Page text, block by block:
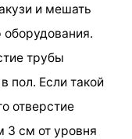
и мешать
трубы
пол. Если такой
отверстие
3 см от уровня